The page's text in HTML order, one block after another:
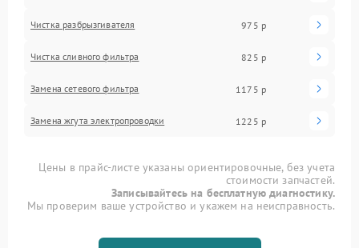
Чистка разбрызгивателя 975 р
Чистка сливного фильтра 825 р
Замена сетевого фильтра 1175 р
Замена жгута электропроводки 1225 р
Цены в прайс-листе указаны ориентировочные, без учета
стоимости запчастей.
Записывайтесь на бесплатную диагностику.
Мы проверим ваше устройство и укажем на неисправность.